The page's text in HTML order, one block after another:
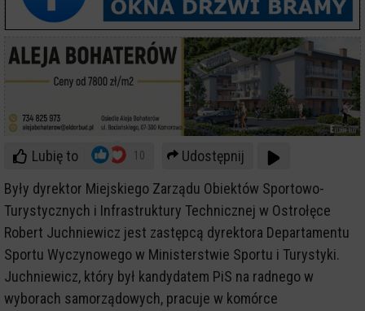
Lubię to 10
Udostępnij
Były dyrektor Miejskiego Zarządu Obiektów Sportowo-
Turystycznych i Infrastruktury Technicznej w Ostrołęce
Robert Juchniewicz jest zastępcą dyrektora Departamentu
Sportu Wyczynowego w Ministerstwie Sportu i Turystyki.
Juchniewicz, który był kandydatem PiS na radnego w
wyborach samorządowych, pracuje w komórce